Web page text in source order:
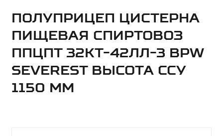
ПОЛУПРИЦЕП ЦИСТЕРНА
ПИЩЕВАЯ СПИРТОВОЗ
ППЦПТ 32КТ-42ЛЛ-3 BPW
SEVEREST ВЫСОТА ССУ
1150 ММ